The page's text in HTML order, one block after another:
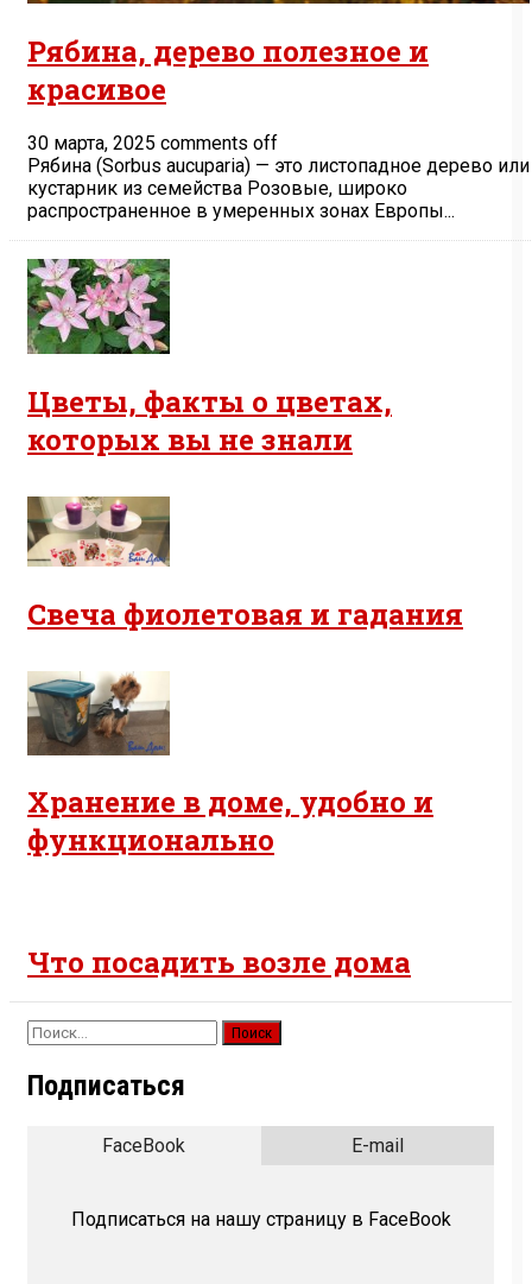
Рябина, дерево полезное и
красивое
30 марта, 2025 comments off
Рябина (Sorbus aucuparia) — это листопадное дерево или
кустарник из семейства Розовые, широко
распространенное в умеренных зонах Европы...
Цветы, факты о цветах,
которых вы не знали
Свеча фиолетовая и гадания
Хранение в доме, удобно и
функционально
Что посадить возле дома
Найти:
Подписаться
FaceBook E-mail
Подписаться на нашу страницу в FaceBook